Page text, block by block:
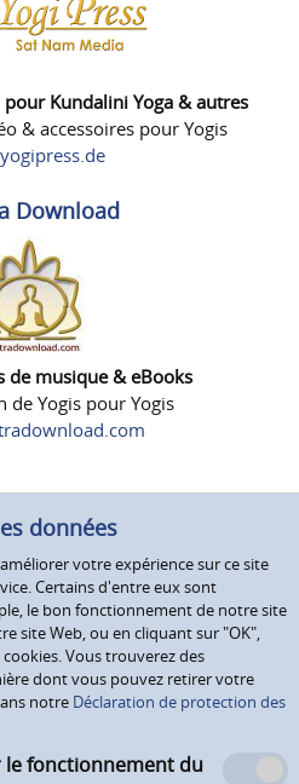
Kundalini Yoga & autres
& accessoires pour Yogis
Download
de musique & eBooks
de Yogis pour Yogis
données
votre expérience sur ce site
Certains d'entre eux sont
le bon fonctionnement de notre site
site Web, ou en cliquant sur "OK",
Vous trouverez des
dont vous pouvez retirer votre
notre Déclaration de protection des
le fonctionnement du